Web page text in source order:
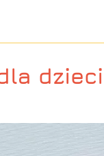
dzieci